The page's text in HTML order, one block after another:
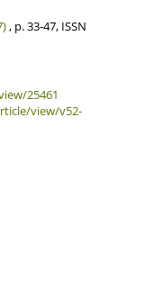
, p. 33-47, ISSN
25461
view/v52-